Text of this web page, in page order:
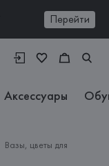
Перейти
Аксессуары
Вазы, цветы для